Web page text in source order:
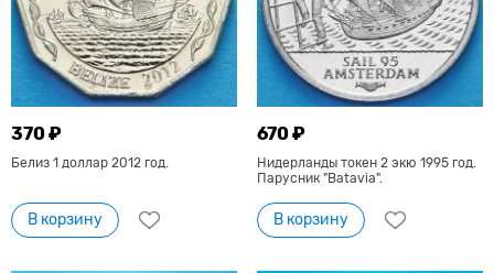
370 ₽
Белиз 1 доллар 2012 год.
В корзину
670 ₽
Нидерланды токен 2 экю 1995 год.
Парусник "Batavia".
В корзину